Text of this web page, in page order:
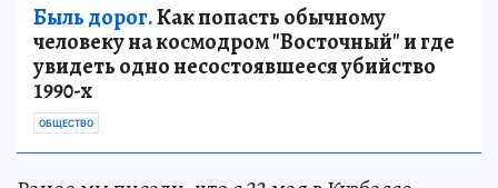
Быль дорог.Как попасть обычному
человеку на космодром "Восточный" и где
увидеть одно несостоявшееся убийство
1990-х
ОБЩЕСТВО